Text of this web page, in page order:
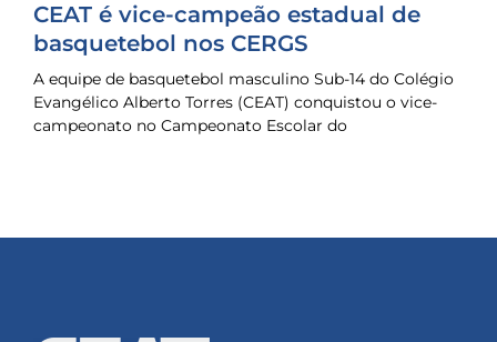
CEAT é vice-campeão estadual de
basquetebol nos CERGS
A equipe de basquetebol masculino Sub-14 do Colégio
Evangélico Alberto Torres (CEAT) conquistou o vice-
campeonato no Campeonato Escolar do